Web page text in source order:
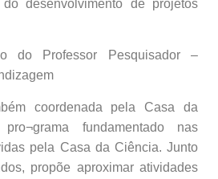
desenvolvimento de projetos
do Professor Pesquisador –
coordenada pela Casa da
fundamentado nas
pela Casa da Ciência. Junto
propõe aproximar atividades